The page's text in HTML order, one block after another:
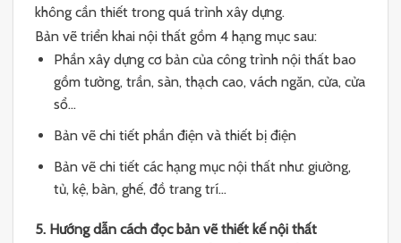
không cần thiết trong quá trình xây dựng.
Bản vẽ triển khai nội thất gồm 4 hạng mục sau:
Phần xây dựng cơ bản của công trình nội thất bao
gồm tường, trần, sàn, thạch cao, vách ngăn, cửa, cửa
sổ…
Bản vẽ chi tiết phần điện và thiết bị điện
Bản vẽ chi tiết các hạng mục nội thất như: giường,
tủ, kệ, bàn, ghế, đồ trang trí…
5. Hướng dẫn cách đọc bản vẽ thiết kế nội thất